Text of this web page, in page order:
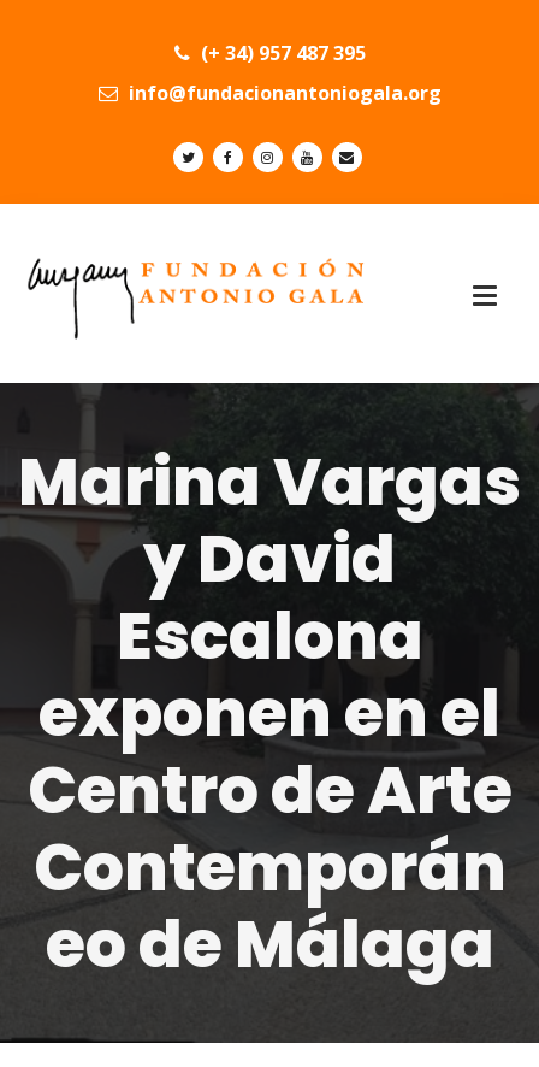
(+ 34) 957 487 395
info@fundacionantoniogala.org
Marina Vargas
y David
Escalona
exponen en el
Centro de Arte
Contemporán
eo de Málaga